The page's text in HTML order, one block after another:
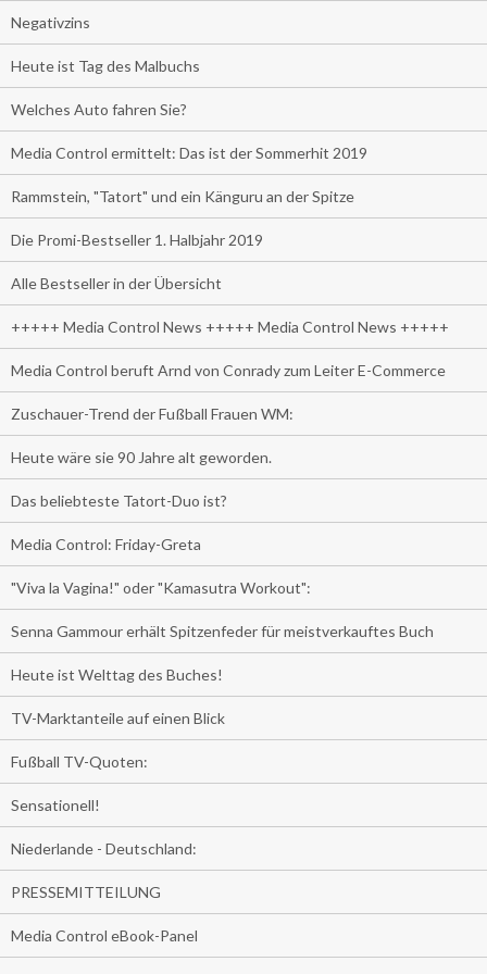
Negativzins
Heute ist Tag des Malbuchs
Welches Auto fahren Sie?
Media Control ermittelt: Das ist der Sommerhit 2019
Rammstein, "Tatort" und ein Känguru an der Spitze
Die Promi-Bestseller 1. Halbjahr 2019
Alle Bestseller in der Übersicht
+++++ Media Control News +++++ Media Control News +++++
Media Control beruft Arnd von Conrady zum Leiter E-Commerce
Zuschauer-Trend der Fußball Frauen WM:
Heute wäre sie 90 Jahre alt geworden.
Das beliebteste Tatort-Duo ist?
Media Control: Friday-Greta
"Viva la Vagina!" oder "Kamasutra Workout":
Senna Gammour erhält Spitzenfeder für meistverkauftes Buch
Heute ist Welttag des Buches!
TV-Marktanteile auf einen Blick
Fußball TV-Quoten:
Sensationell!
Niederlande - Deutschland:
PRESSEMITTEILUNG
Media Control eBook-Panel